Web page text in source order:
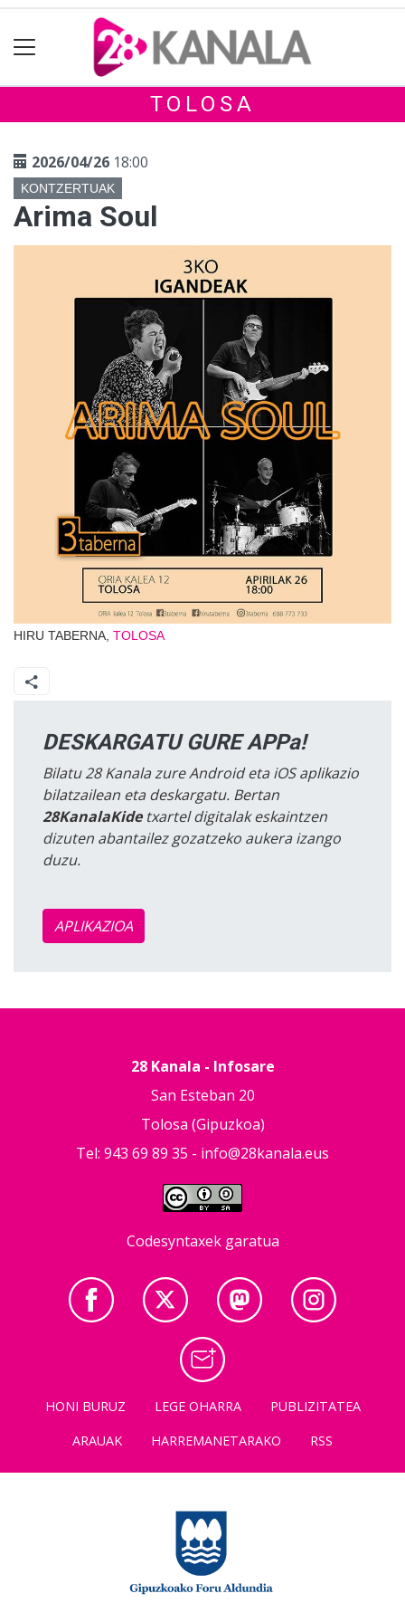
TOLOSA
2026/04/26 18:00
KONTZERTUAK
Arima Soul
HIRU TABERNA, TOLOSA
DESKARGATU GURE APPa!
Bilatu 28 Kanala zure Android eta iOS aplikazio
bilatzailean eta deskargatu. Bertan
28KanalaKidetxartel digitalak eskaintzen
dizuten abantailez gozatzeko aukera izango
duzu.
APLIKAZIOA
28 Kanala - Infosare
San Esteban 20
Tolosa (Gipuzkoa)
Tel: 943 69 89 35 - info@28kanala.eus
Codesyntaxek garatua
HONI BURUZ LEGE OHARRA
PUBLIZITATEA
ARAUAK
HARREMANETARAKO RSS